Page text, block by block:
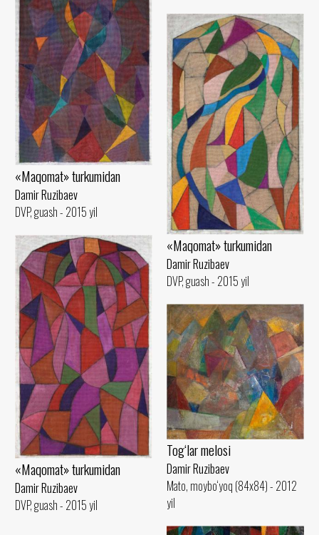
«Maqomat» turkumidan
Damir Ruzibaev
DVP, guash - 2015 yil
«Maqomat» turkumidan
Damir Ruzibaev
DVP, guash - 2015 yil
«Maqomat» turkumidan
Damir Ruzibaev
DVP, guash - 2015 yil
Tog‘lar melosi
Damir Ruzibaev
Mato, moybo‘yoq (84x84) - 2012
yil